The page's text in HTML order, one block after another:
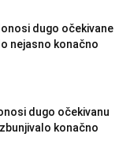
dugo očekivane
nejasno konačno
dugo očekivanu
konačno